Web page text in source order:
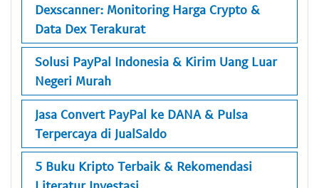
Dexscanner: Monitoring Harga Crypto &
Data Dex Terakurat
Solusi PayPal Indonesia & Kirim Uang Luar
Negeri Murah
Jasa Convert PayPal ke DANA & Pulsa
Terpercaya di JualSaldo
5 Buku Kripto Terbaik & Rekomendasi